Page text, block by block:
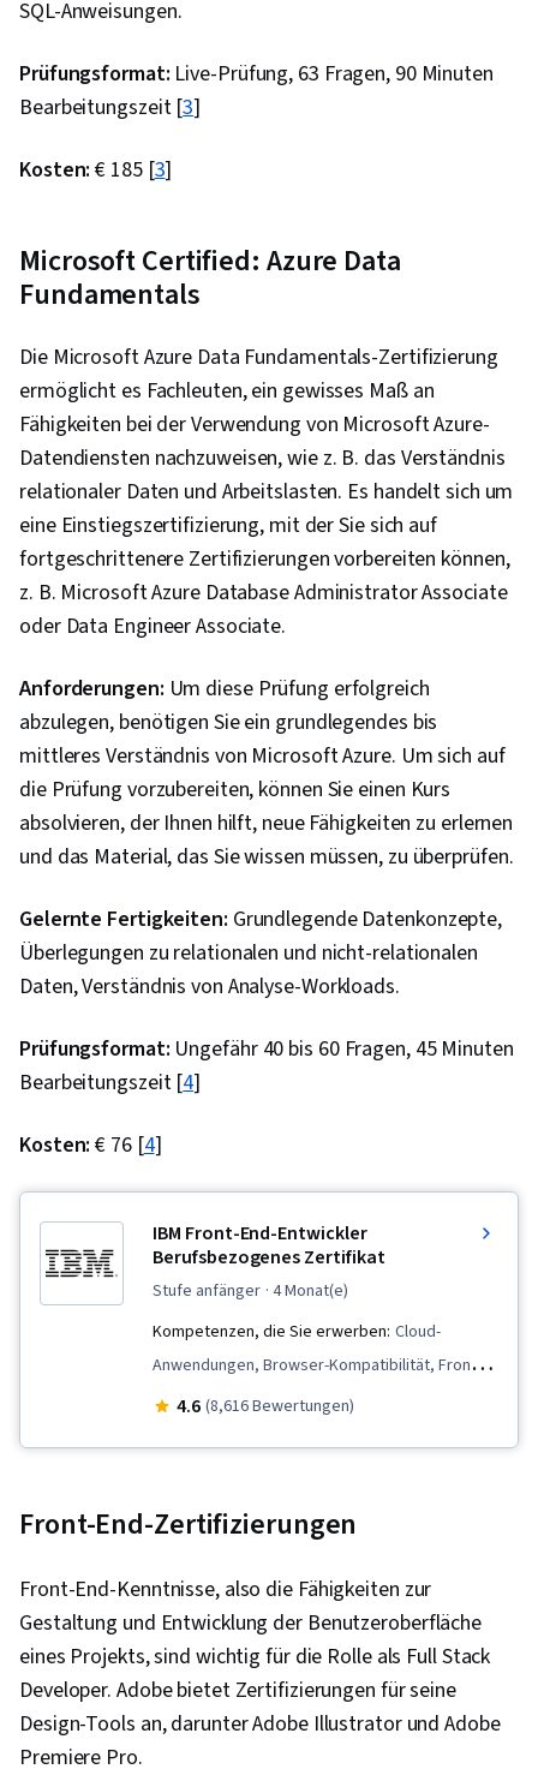
Wiederverwendbarkeit von Code, Paket- und
(Computing), API-Entwurf, Webdienste, Model-
View-Controller, Web-Server, Postman-API-
(CSS), Web-Entwicklungs-Tools, Semantisches
SQL-Anweisungen.
Prüfungsformat: Live-Prüfung, 63 Fragen, 90 Minuten
Bearbeitungszeit [3]
Kosten: € 185 [3]
Microsoft Certified: Azure Data
Fundamentals
Die Microsoft Azure Data Fundamentals-Zertifizierung
ermöglicht es Fachleuten, ein gewisses Maß an
Fähigkeiten bei der Verwendung von Microsoft Azure-
Datendiensten nachzuweisen, wie z. B. das Verständnis
relationaler Daten und Arbeitslasten. Es handelt sich um
eine Einstiegszertifizierung, mit der Sie sich auf
fortgeschrittenere Zertifizierungen vorbereiten können,
z. B. Microsoft Azure Database Administrator Associate
oder Data Engineer Associate.
Anforderungen: Um diese Prüfung erfolgreich
abzulegen, benötigen Sie ein grundlegendes bis
mittleres Verständnis von Microsoft Azure. Um sich auf
die Prüfung vorzubereiten, können Sie einen Kurs
absolvieren, der Ihnen hilft, neue Fähigkeiten zu erlernen
und das Material, das Sie wissen müssen, zu überprüfen.
Gelernte Fertigkeiten: Grundlegende Datenkonzepte,
Überlegungen zu relationalen und nicht-relationalen
Daten, Verständnis von Analyse-Workloads.
Prüfungsformat: Ungefähr 40 bis 60 Fragen, 45 Minuten
Bearbeitungszeit [4]
Kosten: € 76 [4]
IBM Front-End-Entwickler
Berufsbezogenes Zertifikat
stufe anfänger · 4 Monat(e)
Kompetenzen, die Sie erwerben: Cloud-
Anwendungen, Browser-Kompatibilität, Front-
End-Webentwicklung, Software-Architektur,
Methodik, GitHub, NoSQL, Software-
Framework), Cloud-Entwicklung, MongoDB,
Cloud-natives Computing, Reaktionsfähiges
Web-Design, Git (Versionskontrollsystem),
DevOps, Verhaltensbasierte Entwicklung, Agiles
Projektmanagement, Kontinuierliche
4.6 (8,616 Bewertungen)
Front-End-Zertifizierungen
Front-End-Kenntnisse, also die Fähigkeiten zur
Gestaltung und Entwicklung der Benutzeroberfläche
eines Projekts, sind wichtig für die Rolle als Full Stack
Developer. Adobe bietet Zertifizierungen für seine
Design-Tools an, darunter Adobe Illustrator und Adobe
Premiere Pro.